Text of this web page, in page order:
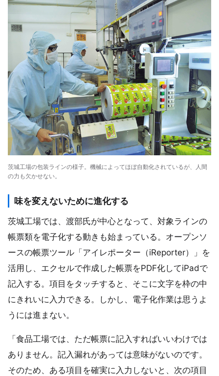
茨城工場の包装ラインの様子。機械によってほぼ自動化されているが、人間
の力も欠かせない。
味を変えないために進化する
茨城工場では、渡部氏が中心となって、対象ラインの
帳票類を電子化する動きも始まっている。オープンソ
ースの帳票ツール「アイレポーター（iReporter）」を
活用し、エクセルで作成した帳票をPDF化してiPadで
記入する。項目をタッチすると、そこに文字を枠の中
にきれいに入力できる。しかし、電子化作業は思うよ
うには進まない。
「食品工場では、ただ帳票に記入すればいいわけでは
ありません。記入漏れがあっては意味がないのです。
そのため、ある項目を確実に入力しないと、次の項目